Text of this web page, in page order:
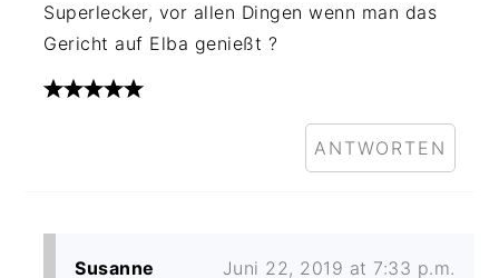
Superlecker, vor allen Dingen wenn man das
Gericht auf Elba genießt ?
ANTWORTEN
Susanne Juni 22, 2019 at 7:33 p.m.